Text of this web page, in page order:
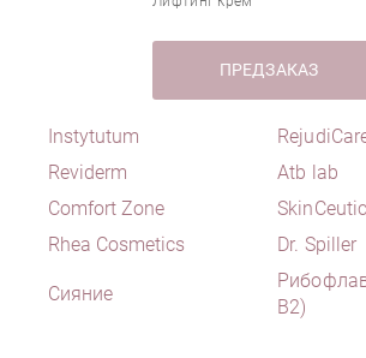
яичной скорлупы
Гликолевая кислота
Глюконат цинка
Дикалия глицирризат
Диоевая кислота
Диоксид титана
ПРЕДЗАКАЗ
Instytutum
Reviderm
Atb lab
Comfort Zone
Rhea Cosmetics
Dr. Spiller
Сияние
B2)